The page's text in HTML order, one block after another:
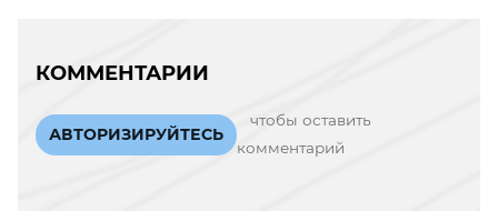
КОММЕНТАРИИ
АВТОРИЗИРУЙТЕСЬ
чтобы оставить
комментарий